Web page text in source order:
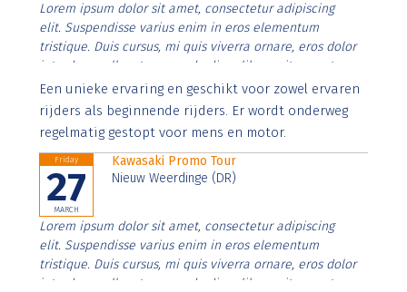
Lorem ipsum dolor sit amet, consectetur adipiscing
elit. Suspendisse varius enim in eros elementum
tristique. Duis cursus, mi quis viverra ornare, eros dolor
interdum nulla, ut commodo diam libero vitae erat.
Aenean faucibus nibh et justo cursus id rutrum lorem
imperdiet. Nunc ut sem vitae risus tristique posuere.
Een unieke ervaring en geschikt voor zowel ervaren
rijders als beginnende rijders. Er wordt onderweg
regelmatig gestopt voor mens en motor.
Friday
27
MARCH
Kawasaki Promo Tour
Nieuw Weerdinge (DR)
Lorem ipsum dolor sit amet, consectetur adipiscing
elit. Suspendisse varius enim in eros elementum
tristique. Duis cursus, mi quis viverra ornare, eros dolor
interdum nulla, ut commodo diam libero vitae erat.